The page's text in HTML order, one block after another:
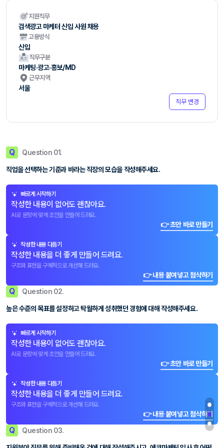
지원직무
검색광고 마케터 신입 사원 채용
고용방식
신입
직무구분
마케팅·광고·홍보/MD
근무지역
서울
직무 변경
Q Question 01.
직업을 선택하는 기준과 바라는 직장의 모습을 작성해주세요.
빠르게 시작하기
작성한 내용이 없어도 괜찮아요.
AI로 문항에 맞게 초안을 만들어 드려요.
👉 초안 바로 만들기
작성한 내용 다듬기
작성한 내용을 더 좋게 만들어 드려요.
구조와 표현을 구체적으로 개선해 드려요.
👉 내용 붙여넣고 첨삭하기
Q Question 02.
높은 수준의 목표를 설정하고 탁월하게 성취했던 경험에 대해 작성해주세요.
빠르게 시작하기
작성한 내용이 없어도 괜찮아요.
AI로 문항에 맞게 초안을 만들어 드려요.
👉 초안 바로 만들기
작성한 내용 다듬기
작성한 내용을 더 좋게 만들어 드려요.
구조와 표현을 구체적으로 개선해 드려요.
👉 내용 붙여넣고 첨삭하기
Q Question 03.